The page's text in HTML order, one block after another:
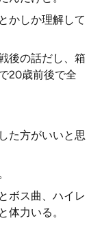
かしか理解して
後の話だし、箱
20歳前後で全
た方がいいと思
ボス曲、ハイレ
体力いる。